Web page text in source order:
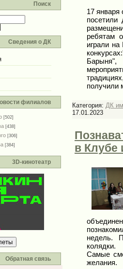
Поиск
Сведения о ДК
филиалов
[502]
[438]
[306]
[384]
3D-кинотеатр
Обратная связь
17
ребятам
играли на
Барыня",
получили
Категория: ДК
17.01.2023
в Клубе
недель.
колядки.
Самые
желания.